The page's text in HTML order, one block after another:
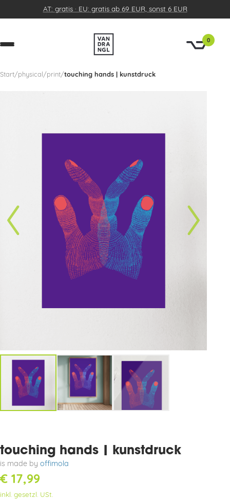
AT: gratis · EU: gratis ab 69 EUR, sonst 6 EUR
0
Start/physical /print/touching hands | kunstdruck
touching hands | kunstdruck
is made by offimola
€ 17,99
inkl. gesetzl. USt.